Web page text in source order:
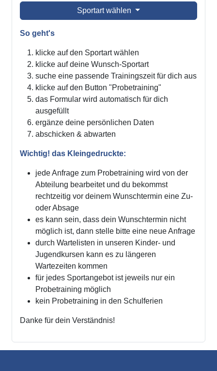
Sportart wählen
So geht's
klicke auf den Sportart wählen
klicke auf deine Wunsch-Sportart
suche eine passende Trainingszeit für dich aus
klicke auf den Button "Probetraining"
das Formular wird automatisch für dich
ausgefüllt
ergänze deine persönlichen Daten
abschicken & abwarten
Wichtig! das Kleingedruckte:
jede Anfrage zum Probetraining wird von der
Abteilung bearbeitet und du bekommst
rechtzeitig vor deinem Wunschtermin eine Zu-
oder Absage
es kann sein, dass dein Wunschtermin nicht
möglich ist, dann stelle bitte eine neue Anfrage
durch Wartelisten in unseren Kinder- und
Jugendkursen kann es zu längeren
Wartezeiten kommen
für jedes Sportangebot ist jeweils nur ein
Probetraining möglich
kein Probetraining in den Schulferien
Danke für dein Verständnis!